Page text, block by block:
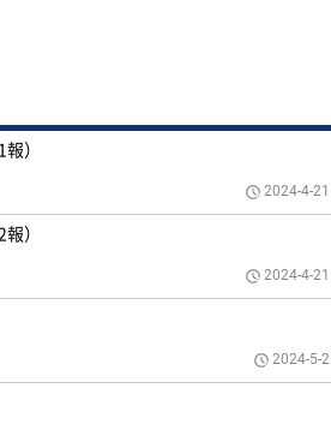
）
2024-4-21
）
2024-4-21
2024-5-2